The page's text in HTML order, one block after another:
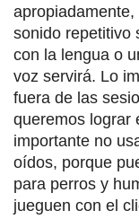
sonido repetitivo
con la lengua o
voz servirá. Lo
fuera de las
queremos lograr
importante no
oídos, porque
para perros y
jueguen con el